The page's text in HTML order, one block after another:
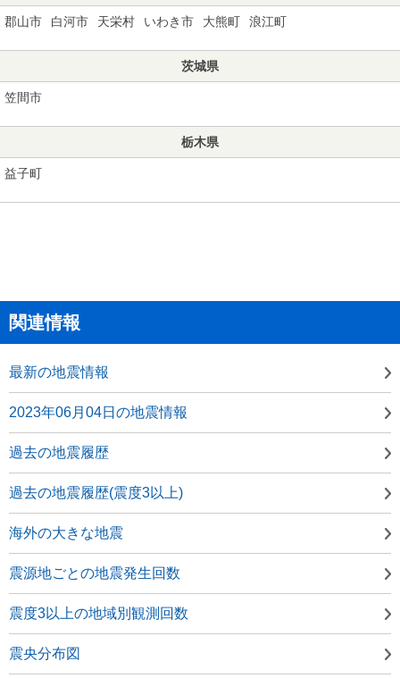
郡山市 白河市 天栄村 いわき市 大熊町 浪江町
茨城県
笠間市
栃木県
益子町
関連情報
最新の地震情報
2023年06月04日の地震情報
過去の地震履歴
過去の地震履歴(震度3以上)
海外の大きな地震
震源地ごとの地震発生回数
震度3以上の地域別観測回数
震央分布図